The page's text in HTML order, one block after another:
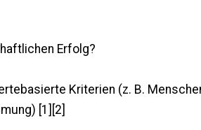
Erfolg?
Kriterien (z. B.
[1][2]